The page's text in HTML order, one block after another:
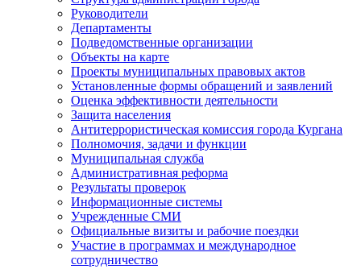
Руководители
Департаменты
Подведомственные организации
Объекты на карте
Проекты муниципальных правовых актов
Установленные формы обращений и заявлений
Оценка эффективности деятельности
Защита населения
Антитеррористическая комиссия города Кургана
Полномочия, задачи и функции
Муниципальная служба
Административная реформа
Результаты проверок
Информационные системы
Учрежденные СМИ
Официальные визиты и рабочие поездки
Участие в программах и международное
сотрудничество